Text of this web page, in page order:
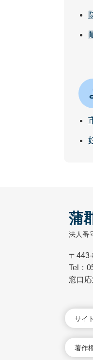
蒲
法人番
〒
Tel：
窓口
サイ
著作